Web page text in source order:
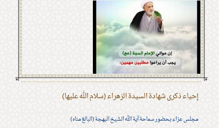
إحياء ذكرى شهادة السيدة الزهراء (سلام الله عليها)
مجلس عزاء بحضور سماحة آية الله الشيخ البهجة (البالغ مناه)